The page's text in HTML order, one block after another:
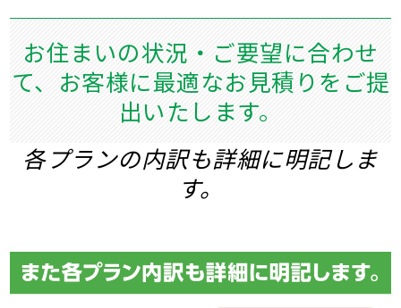
お住まいの状況・ご要望に合わせ
て、 お客様に最適なお見積りをご提
出いたします。
各プランの内訳も詳細に明記しま
す。